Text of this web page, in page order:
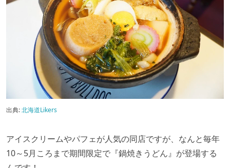
出典:北海道Likers
アイスクリームやパフェが人気の同店ですが、なんと毎年
10～5月ころまで期間限定で『鍋焼きうどん』が登場する